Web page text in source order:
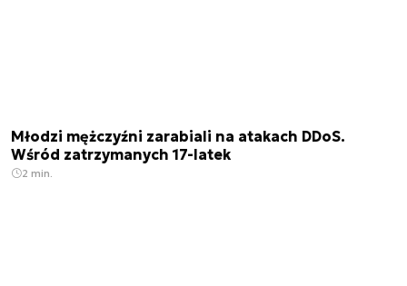
Młodzi mężczyźni zarabiali na atakach DDoS.
Wśród zatrzymanych 17-latek
2 min.